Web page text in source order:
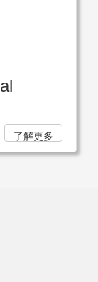
了解更多